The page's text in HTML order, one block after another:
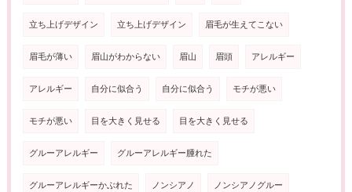
立ち上げデザイン 立ち上げデザイン 眉毛が生えてこない
眉毛が薄い 眉山がわからない 眉山 眉頭 アレルギー
アレルギー 自分に似合う 自分に似合う モチが悪い
モチが悪い 目を大きく見せる 目を大きく見せる
グルーアレルギー グルーアレルギー腫れた
グルーアレルギーかぶれた ノンシアノ ノンシアノグルー